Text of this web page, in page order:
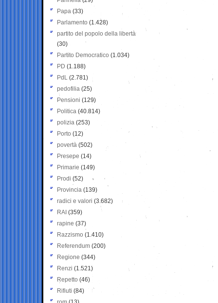
Papa (33)
Parlamento (1.428)
partito del popolo della libertà
(30)
Partito Democratico (1.034)
PD (1.188)
PdL (2.781)
pedofilia (25)
Pensioni (129)
Politica (40.814)
polizia (253)
Porto (12)
povertà (502)
Presepe (14)
Primarie (149)
Prodi (52)
Provincia (139)
radici e valori (3.682)
RAI (359)
rapine (37)
Razzismo (1.410)
Referendum (200)
Regione (344)
Renzi (1.521)
Repetto (46)
Rifiuti (84)